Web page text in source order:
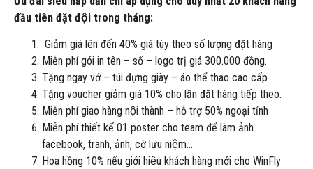
đầu tiên đặt đội trong tháng:
Giảm giá lên đến 40% giá tùy theo số lượng đặt hàng
Miễn phí gói in tên – số – logo trị giá 300.000 đồng.
Tặng ngay vớ – túi đựng giày – áo thể thao cao cấp
Tặng voucher giảm giá 10% cho lần đặt hàng tiếp theo.
Miễn phí giao hàng nội thành – hỗ trợ 50% ngoại tỉnh
Miễn phí thiết kế 01 poster cho team để làm ảnh
facebook, tranh, ảnh, cờ lưu niệm…
Hoa hồng 10% nếu giới hiệu khách hàng mới cho WinFly